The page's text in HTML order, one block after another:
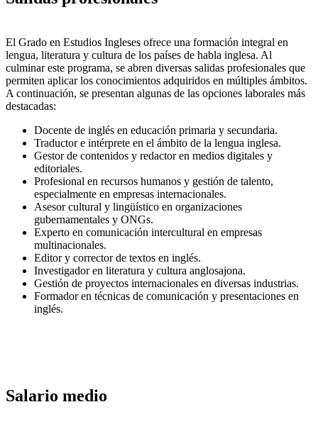
El Grado en Estudios Ingleses ofrece una formación integral en
lengua, literatura y cultura de los países de habla inglesa. Al
culminar este programa, se abren diversas salidas profesionales que
permiten aplicar los conocimientos adquiridos en múltiples ámbitos.
A continuación, se presentan algunas de las opciones laborales más
destacadas:
Docente de inglés en educación primaria y secundaria.
Traductor e intérprete en el ámbito de la lengua inglesa.
Gestor de contenidos y redactor en medios digitales y
editoriales.
Profesional en recursos humanos y gestión de talento,
especialmente en empresas internacionales.
Asesor cultural y lingüístico en organizaciones
gubernamentales y ONGs.
Experto en comunicación intercultural en empresas
multinacionales.
Editor y corrector de textos en inglés.
Investigador en literatura y cultura anglosajona.
Gestión de proyectos internacionales en diversas industrias.
Formador en técnicas de comunicación y presentaciones en
inglés.
Salario medio